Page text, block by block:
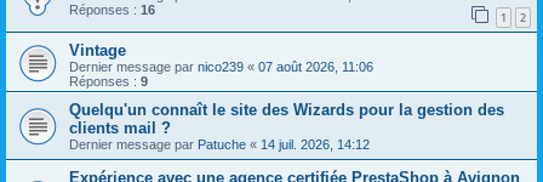
Réponses : 16 1 2
Vintage
Dernier message par nico239 « 07 août 2026, 11:06
Réponses : 9
Quelqu'un connaît le site des Wizards pour la gestion des
clients mail ?
Dernier message par Patuche « 14 juil. 2026, 14:12
Expérience avec une agence certifiée PrestaShop à Avignon